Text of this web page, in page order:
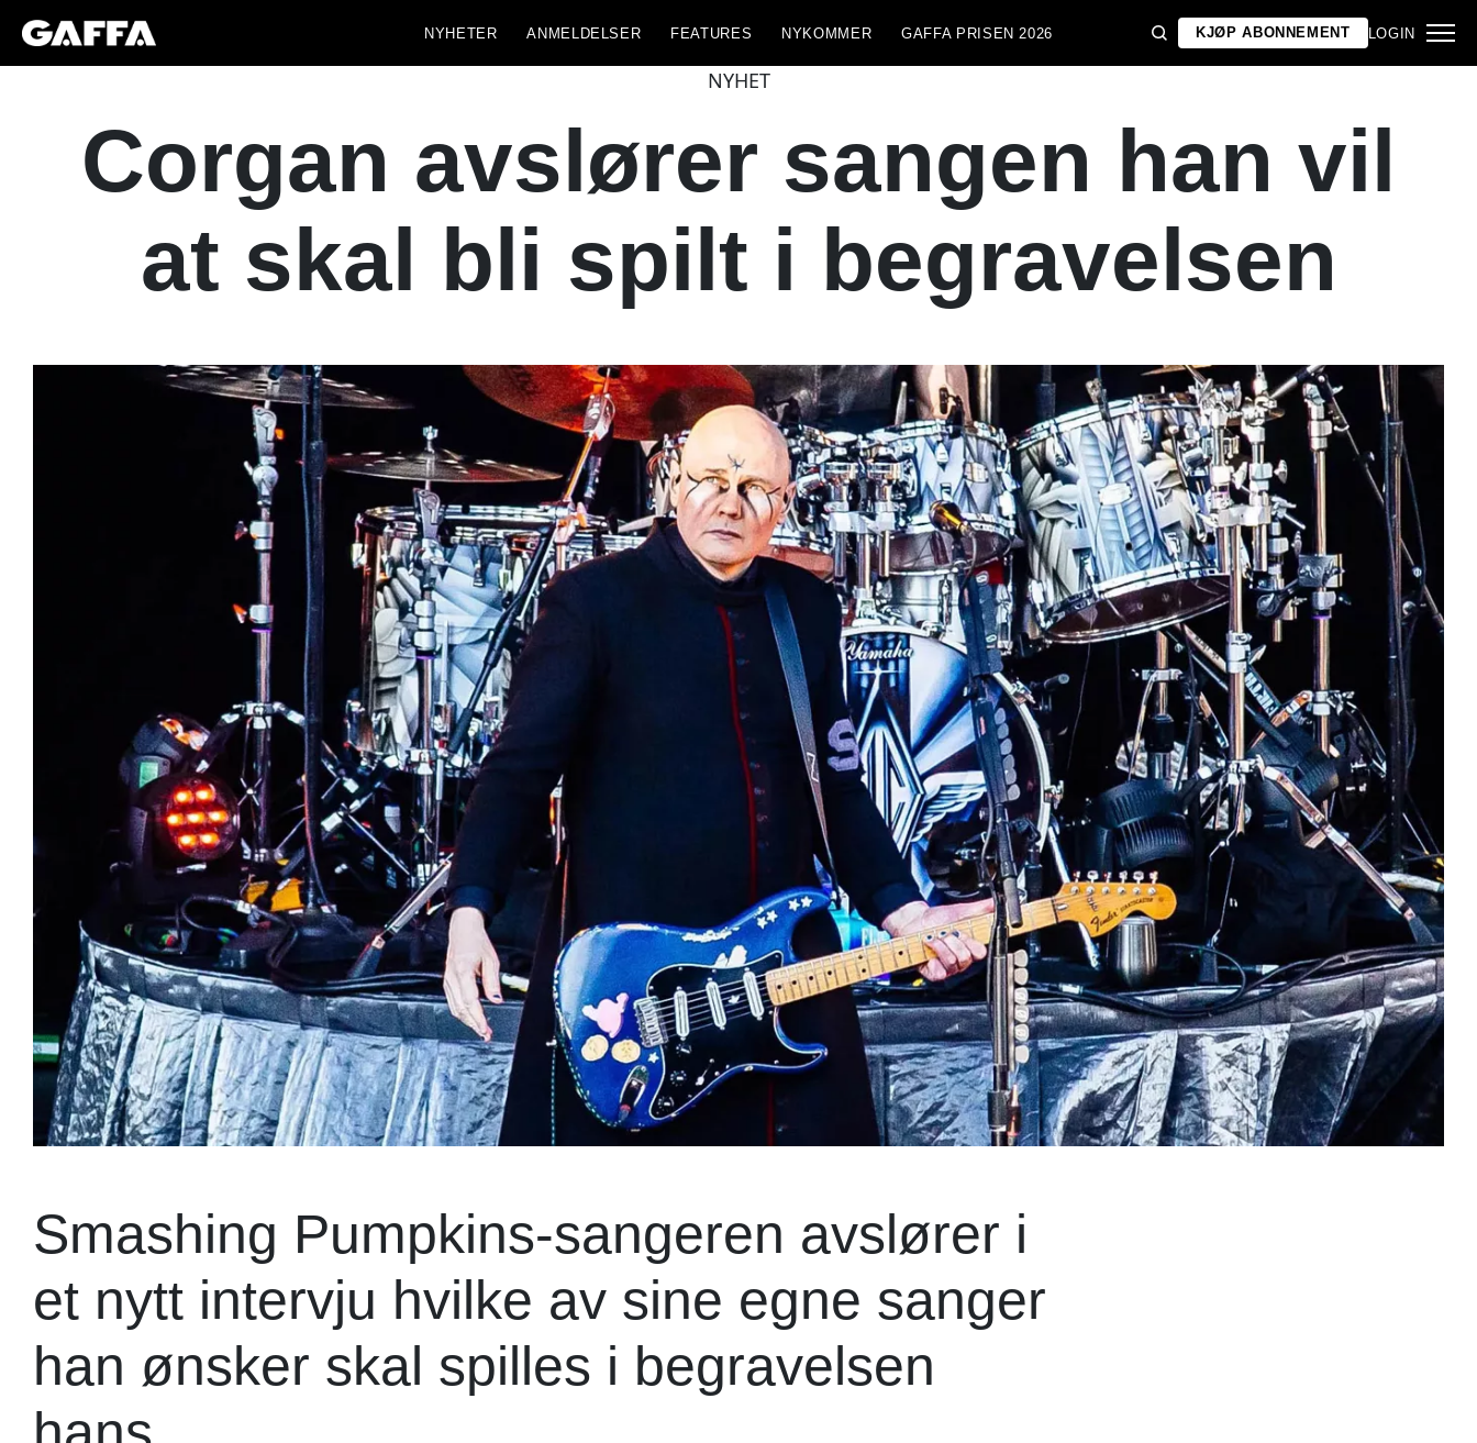
NYHETER ANMELDELSER FEATURES NYKOMMER GAFFA PRISEN 2026 KJØP ABONNEMENT LOGIN
NYHET
Corgan avslører sangen han vil
at skal bli spilt i begravelsen
Smashing Pumpkins-sangeren avslører i
et nytt intervju hvilke av sine egne sanger
han ønsker skal spilles i begravelsen